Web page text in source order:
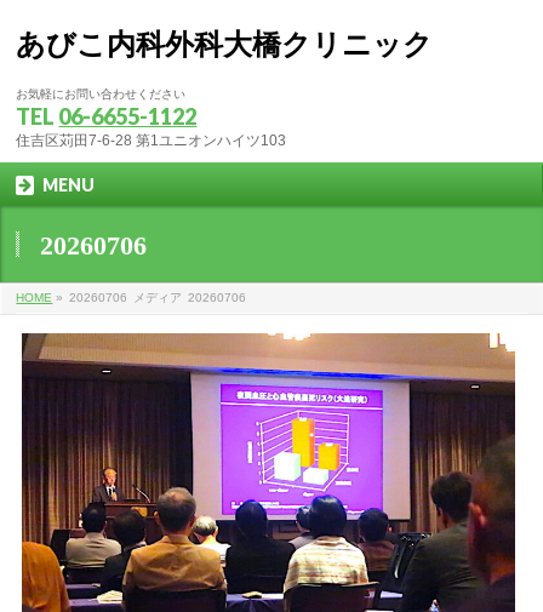
あびこ内科外科大橋クリニック
お気軽にお問い合わせください
TEL 06-6655-1122
住吉区苅田7-6-28 第1ユニオンハイツ103
MENU
20260706
HOME » 20260706 メディア 20260706